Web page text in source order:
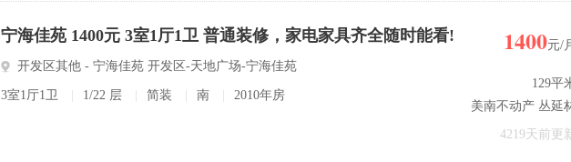
宁海佳苑 1400元 3室1厅1卫 普通装修，家电家具齐全随时能看!
开发区其他 - 宁海佳苑 开发区-天地广场-宁海佳苑
3室1厅1卫 1/22 层 简装 南 2010年房
1400元/
129平
美南不动产 丛延
4219天前更